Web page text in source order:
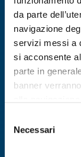
da parte
navigazione
servizi messi a
si acconsente
parte in
banner
Per conoscere
https://
delNecessari
Business request